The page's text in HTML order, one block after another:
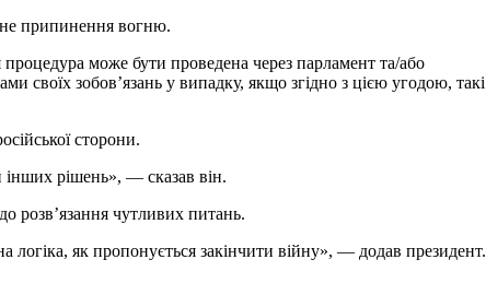
припинення вогню.
може бути проведена через парламент та/або
своїх зобовʼязань у випадку, якщо згідно з цією угодою, такі
сторони.
інших рішень», — сказав він.
розвʼязання чутливих питань.
як пропонується закінчити війну», — додав президент.